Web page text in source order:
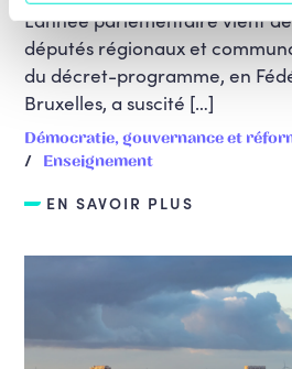
L’année parlementaire vient
députés régionaux et
du décret-programme, en
Bruxelles, a suscité […]
Démocratie, gouvernance et
Enseignement
EN SAVOIR PLUS